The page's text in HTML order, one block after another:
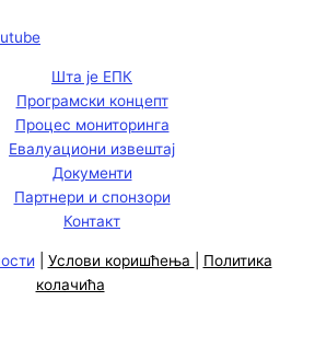
Шта је ЕПК
Програмски концепт
Процес мониторинга
Евалуациони извештај
Документи
Партнери и спонзори
Контакт
Услови коришћења
Политика
колачића